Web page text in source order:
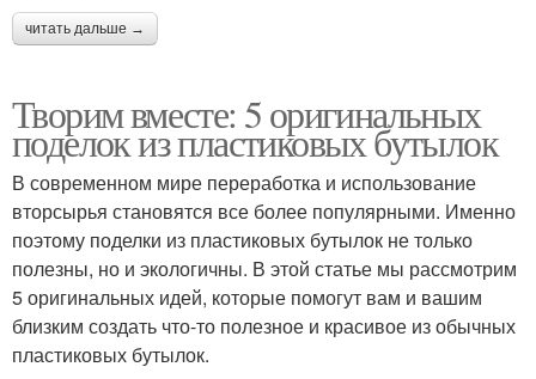
читать дальше →
Творим вместе: 5 оригинальных
поделок из пластиковых бутылок
В современном мире переработка и использование
вторсырья становятся все более популярными. Именно
поэтому поделки из пластиковых бутылок не только
полезны, но и экологичны. В этой статье мы рассмотрим
5 оригинальных идей, которые помогут вам и вашим
близким создать что-то полезное и красивое из обычных
пластиковых бутылок.